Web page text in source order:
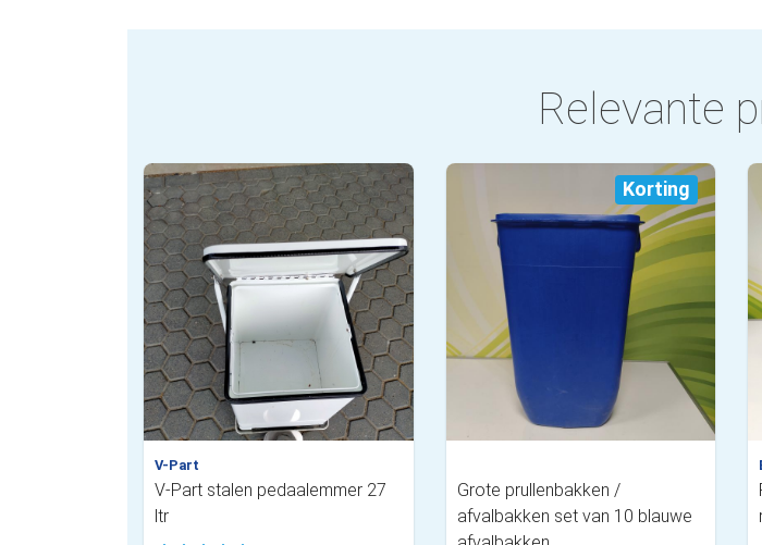
Relevante
V-Part
V-Part stalen pedaalemmer 27
ltr
Korting
Grote prullenbakken /
afvalbakken set van 10 blauwe